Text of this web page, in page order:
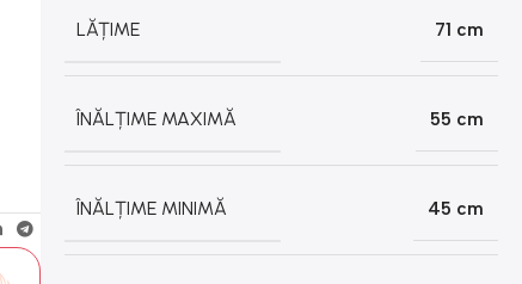
LĂȚIME 71 cm
ÎNĂLȚIME MAXIMĂ 55 cm
ÎNĂLȚIME MINIMĂ 45 cm